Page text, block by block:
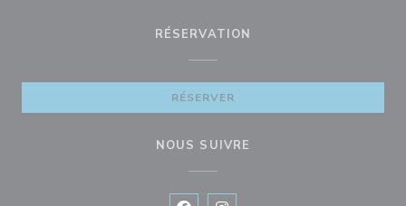
RÉSERVATION
RÉSERVER
NOUS SUIVRE